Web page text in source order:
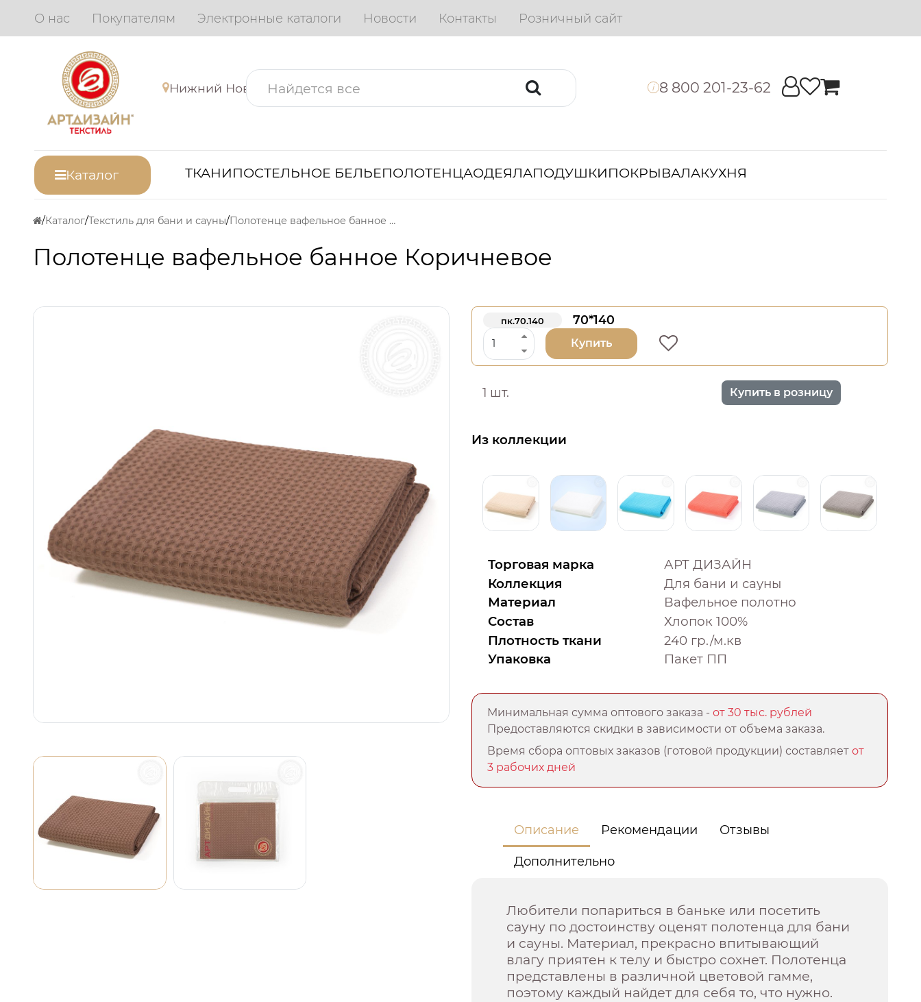
О нас Покупателям Электронные каталоги Новости Контакты Розничный сайт
Нижний Новгород i 8 800 201-23-62
Каталог ТКАНИПОСТЕЛЬНОЕ БЕЛЬЕПОЛОТЕНЦАОДЕЯЛАПОДУШКИПОКРЫВАЛАКУХНЯ
Каталог Текстиль для бани и сауны Полотенце вафельное банное Коричневое
Полотенце вафельное банное Коричневое
пк.70.140 70*140
Купить
1 шт. Купить в розницу
Из коллекции
Торговая марка
АРТ ДИЗАЙН
Коллекция
Для бани и сауны
Материал
Вафельное полотно
Состав
Хлопок 100%
Плотность ткани
240 гр./м.кв
Упаковка
Пакет ПП
Минимальная сумма оптового заказа -от 30 тыс. рублей
Предоставляются скидки в зависимости от объема заказа.
Время сбора оптовых заказов (готовой продукции) составляетот
3 рабочих дней
Описание Рекомендации Отзывы
Дополнительно
Любители попариться в баньке или посетить
сауну по достоинству оценят полотенца для бани
и сауны. Материал, прекрасно впитывающий
влагу приятен к телу и быстро сохнет. Полотенца
представлены в различной цветовой гамме,
поэтому каждый найдет для себя то, что нужно.